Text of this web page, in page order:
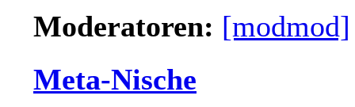
Moderatoren: [modmod]
Meta-Nische